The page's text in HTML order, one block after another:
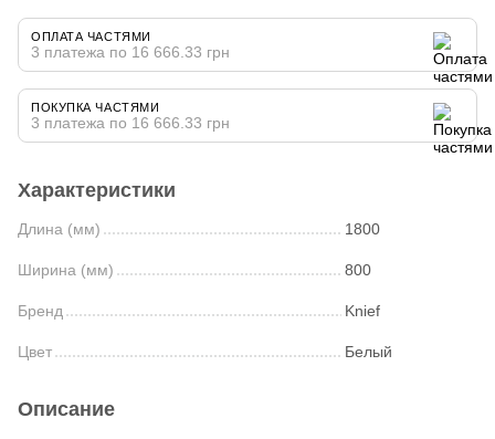
ОПЛАТА ЧАСТЯМИ
3 платежа по 16 666.33 грн
ПОКУПКА ЧАСТЯМИ
3 платежа по 16 666.33 грн
Характеристики
Длина (мм) 1800
Ширина (мм) 800
Бренд Knief
Цвет Белый
Описание